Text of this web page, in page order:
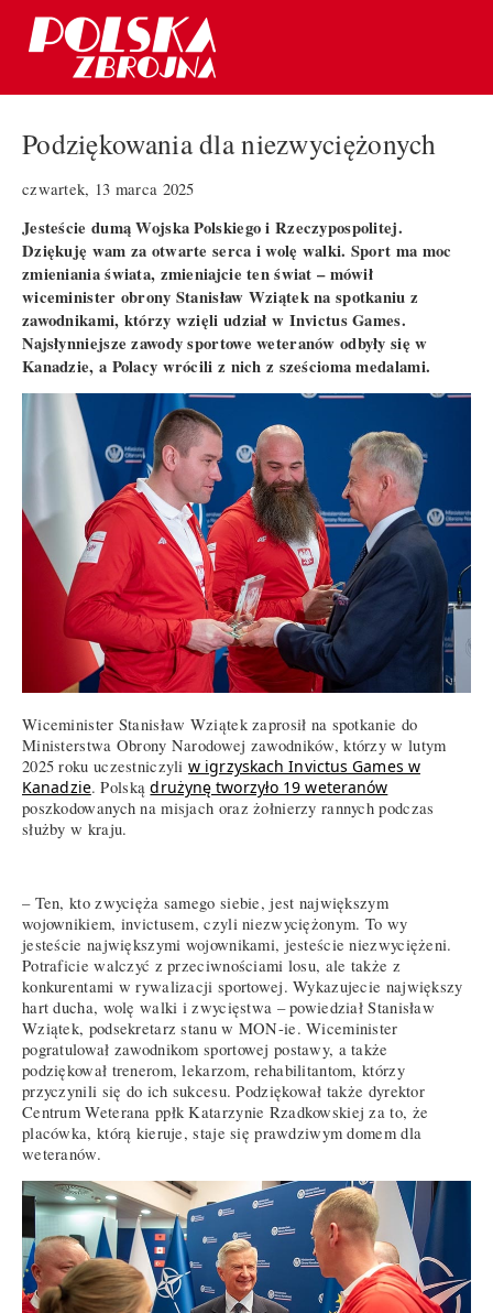
Podziękowania dla niezwyciężonych
czwartek, 13 marca 2025
Jesteście dumą Wojska Polskiego i Rzeczypospolitej.
Dziękuję wam za otwarte serca i wolę walki. Sport ma moc
zmieniania świata, zmieniajcie ten świat – mówił
wiceminister obrony Stanisław Wziątek na spotkaniu z
zawodnikami, którzy wzięli udział w Invictus Games.
Najsłynniejsze zawody sportowe weteranów odbyły się w
Kanadzie, a Polacy wrócili z nich z sześcioma medalami.
Wiceminister Stanisław Wziątek zaprosił na spotkanie do
Ministerstwa Obrony Narodowej zawodników, którzy w lutym
2025 roku uczestniczyliw igrzyskach Invictus Games w
Kanadzie. Polskądrużynę tworzyło 19 weteranów
poszkodowanych na misjach oraz żołnierzy rannych podczas
służby w kraju.
– Ten, kto zwycięża samego siebie, jest największym
wojownikiem, invictusem, czyli niezwyciężonym. To wy
jesteście największymi wojownikami, jesteście niezwyciężeni.
Potraficie walczyć z przeciwnościami losu, ale także z
konkurentami w rywalizacji sportowej. Wykazujecie największy
hart ducha, wolę walki i zwycięstwa – powiedział Stanisław
Wziątek, podsekretarz stanu w MON-ie. Wiceminister
pogratulował zawodnikom sportowej postawy, a także
podziękował trenerom, lekarzom, rehabilitantom, którzy
przyczynili się do ich sukcesu. Podziękował także dyrektor
Centrum Weterana ppłk Katarzynie Rzadkowskiej za to, że
placówka, którą kieruje, staje się prawdziwym domem dla
weteranów.